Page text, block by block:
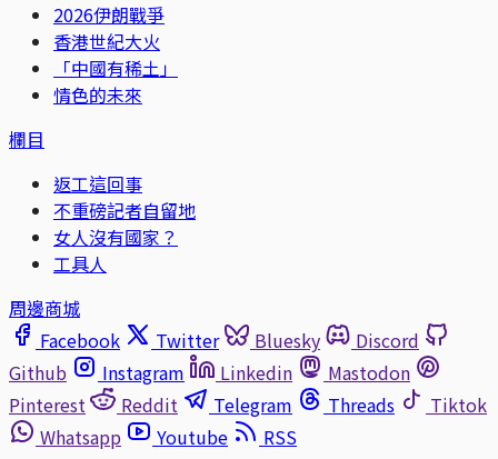
2026伊朗戰爭
香港世紀大火
「中國有稀土」
情色的未來
欄目
返工這回事
不重磅記者自留地
女人沒有國家？
工具人
周邊商城
Facebook
Twitter Bluesky
Discord
Github
Instagram Linkedin
Mastodon
Pinterest
Reddit Telegram Threads
Tiktok
Whatsapp
Youtube
RSS